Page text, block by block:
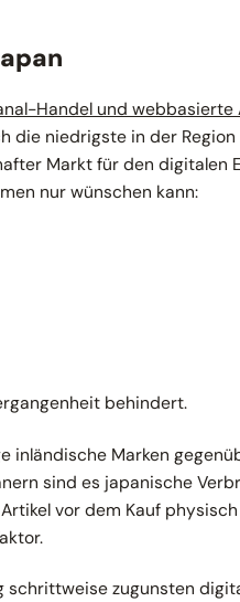
Handel und
niedrigste in der Region
Markt für den digitalen
nur wünschen kann:
behindert.
inländische Marken
sind es japanische
vor dem Kauf
zugunsten